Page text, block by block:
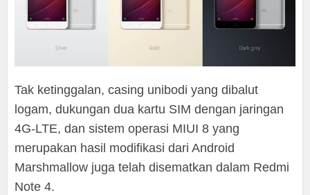
Tak ketinggalan, casing unibodi yang dibalut
logam, dukungan dua kartu SIM dengan jaringan
4G-LTE, dan sistem operasi MIUI 8 yang
merupakan hasil modifikasi dari Android
Marshmallow juga telah disematkan dalam Redmi
Note 4.